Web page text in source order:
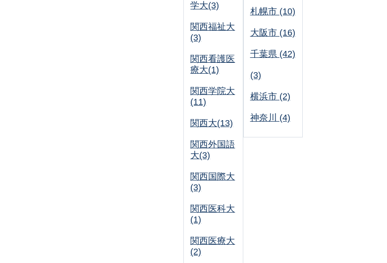
学大(3)
関西福祉大
(3)
関西看護医
療大(1)
関西学院大
(11)
関西大(13)
関西外国語
大(3)
関西国際大
(3)
関西医科大
(1)
関西医療大
(2)
札幌市 (10)
大阪市 (16)
千葉県 (42)
(3)
横浜市 (2)
神奈川 (4)